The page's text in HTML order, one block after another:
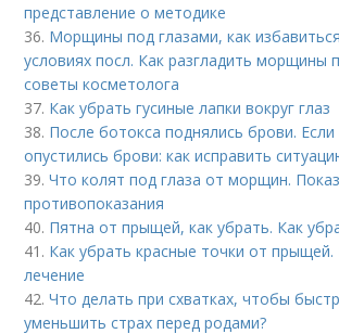
представление о методике
36. Морщины под глазами, как
условиях посл. Как разгладить морщины
советы косметолога
37. Как убрать гусиные лапки вокруг глаз
38. После ботокса поднялись брови.
опустились брови: как исправить
39.Что колят под глаза от морщин.
противопоказания
40. Пятна от прыщей, как убрать. Как
41. Как убрать красные точки от прыщей.
лечение
42.Что делать при схватках, чтобы
уменьшить страх перед родами?